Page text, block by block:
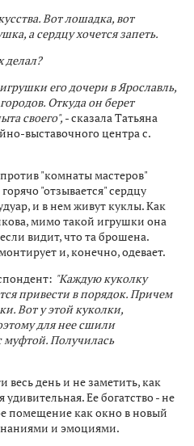
Вот лошадка, вот
а сердцу хочется запеть.
делал?
его дочери в Ярославль,
Откуда он берет
своего", - сказала Татьяна
выставочного центра с.
"комнаты мастеров"
"отзывается" сердцу
и в нем живут куклы. Как
мимо такой игрушки она
видит, что та брошена.
и, конечно, одевает.
"Каждую куколку
привести в порядок. Причем
Вот у этой куколки,
для нее сшили
Получилась
день и не заметить, как
Ее богатство - не
помещение как окно в новый
и эмоциями.